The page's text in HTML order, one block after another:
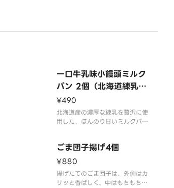
一口牛乳味小饅頭ミルク
パン 2個（北海道練乳ミ
ルク）
¥490
北海道産の濃厚な練乳を贅沢に使
用した、ほんのり甘いミルクパ
せなひとときをお届けします。
ごま団子揚げ4個
¥880
揚げたてのごま団子は、外側はカ
リッと香ばしく、中はもちもちと